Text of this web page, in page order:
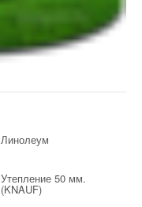
Линолеум
Утепление 50 мм.
(KNAUF)